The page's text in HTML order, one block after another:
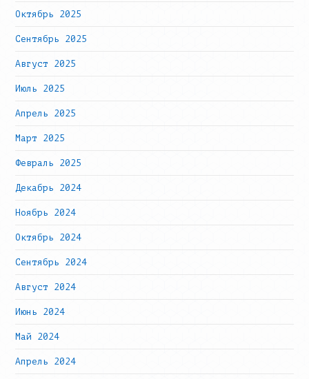
Октябрь 2025
Сентябрь 2025
Август 2025
Июль 2025
Апрель 2025
Март 2025
Февраль 2025
Декабрь 2024
Ноябрь 2024
Октябрь 2024
Сентябрь 2024
Август 2024
Июнь 2024
Май 2024
Апрель 2024